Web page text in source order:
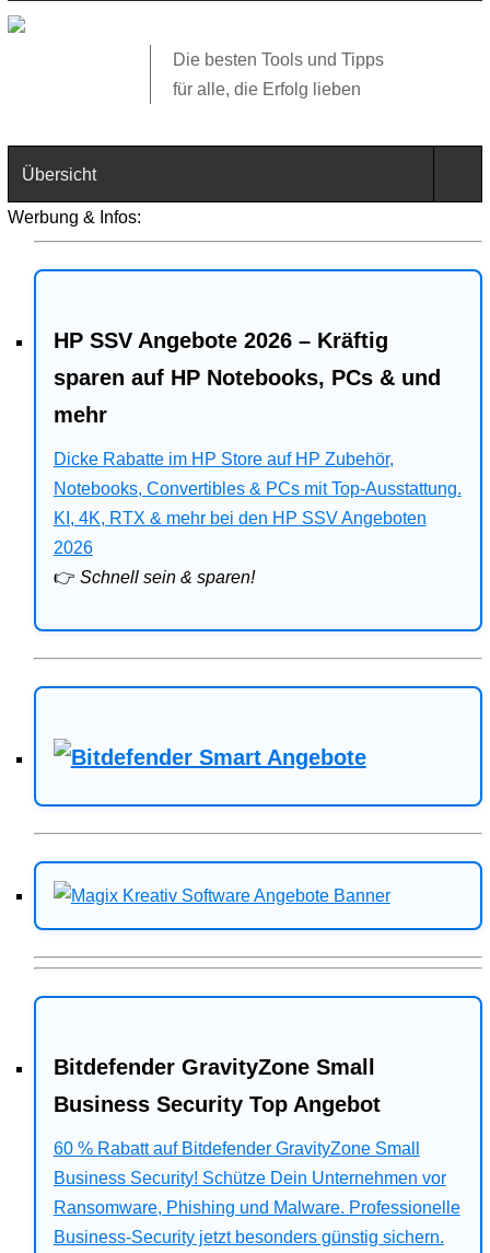
Die besten Tools und Tipps
für alle, die Erfolg lieben
Übersicht
Technik
Web
Business
Angebote
Bitdefender
Ratgeber
Office
Werbung & Infos:
HP SSV Angebote 2026 – Kräftig
sparen auf HP Notebooks, PCs & und
mehr
Dicke Rabatte im HP Store auf HP Zubehör,
Notebooks, Convertibles & PCs mit Top-Ausstattung.
KI, 4K, RTX & mehr bei den HP SSV Angeboten
2026
👉 Schnell sein & sparen!
Bitdefender GravityZone Small
Business Security Top Angebot
60 % Rabatt auf Bitdefender GravityZone Small
Business Security! Schütze Dein Unternehmen vor
Ransomware, Phishing und Malware. Professionelle
Business-Security jetzt besonders günstig sichern.